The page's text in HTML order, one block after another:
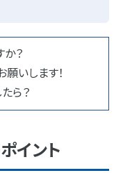
？
願いします！
ら？
イント